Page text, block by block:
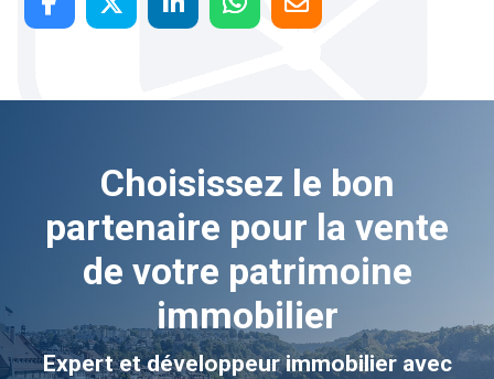
Choisissez le bon
partenaire pour la vente
de votre patrimoine
immobilier
Expert et développeur immobilier avec